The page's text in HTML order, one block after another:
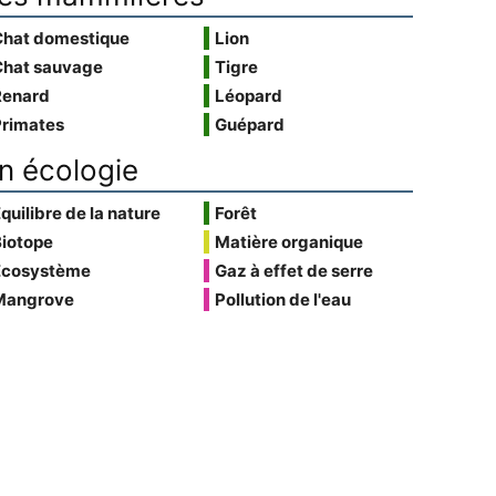
domestique
sauvage
Lion
Tigre
Léopard
Guépard
écologie
de la nature
Forêt
Matière organique
Gaz à effet de serre
Pollution de l'eau